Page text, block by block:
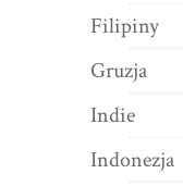
Filipiny
Gruzja
Indie
Indonezja